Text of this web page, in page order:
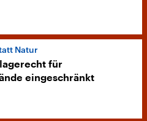
Natur
für
eingeschränkt